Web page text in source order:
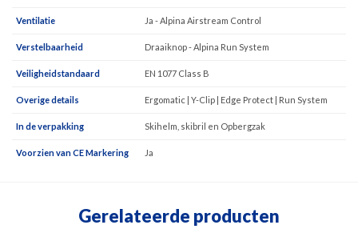
Ventilatie Ja - Alpina Airstream Control
Verstelbaarheid Draaiknop - Alpina Run System
Veiligheidstandaard EN 1077 Class B
Overige details Ergomatic | Y-Clip | Edge Protect | Run System
In de verpakking Skihelm, skibril en Opbergzak
Voorzien van CE Markering Ja
Gerelateerde producten